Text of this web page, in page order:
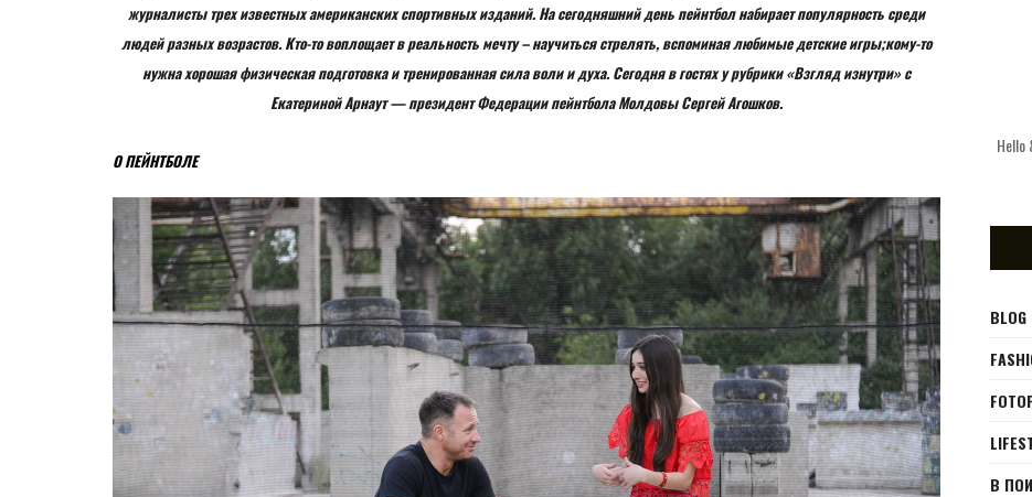
журналисты трех известных американских спортивных изданий. На сегодняшний день пейнтбол набирает популярность среди
людей разных возрастов. Кто-то воплощает в реальность мечту – научиться стрелять, вспоминая любимые детские игры;кому-то
нужна хорошая физическая подготовка и тренированная сила воли и духа. Сегодня в гостях у рубрики «Взгляд изнутри» с
Екатериной Арнаут — президент Федерации пейнтбола Молдовы Сергей Агошков.
О ПЕЙНТБОЛЕ
Hello
BLOG
В